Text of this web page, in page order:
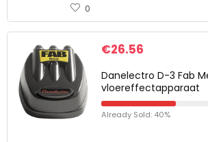
0
€26.56
Danelectro D-3 Fab
vloereffectapparaat
Already Sold: 40%